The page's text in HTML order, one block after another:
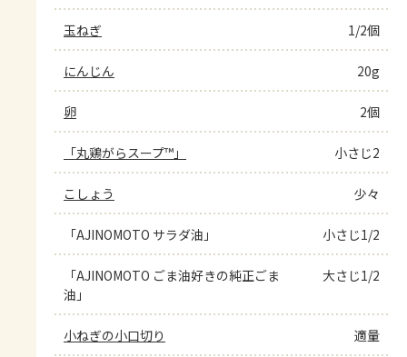
玉ねぎ 1/2個
にんじん 20g
卵 2個
「丸鶏がらスープ™」 小さじ2
こしょう 少々
「AJINOMOTO サラダ油」 小さじ1/2
「AJINOMOTO ごま油好きの純正ごま
油」
大さじ1/2
小ねぎの小口切り 適量